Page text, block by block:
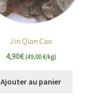
Jin Qian Cao
4,90€(49,00 €/kg)
Ajouter au panier